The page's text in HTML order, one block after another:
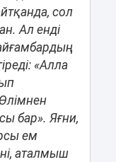
сол
Ал енді
«Алла
бар». Яғни,
ем
аталмыш